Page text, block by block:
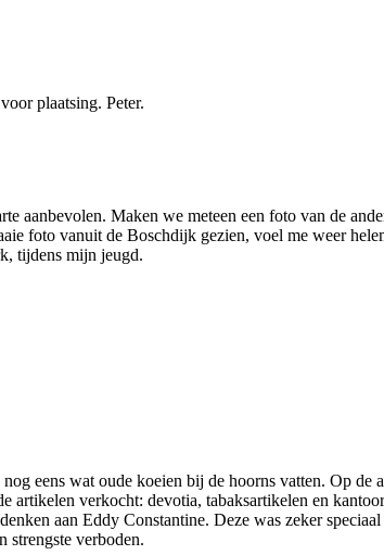
plaatsing. Peter.
Maken we meteen een foto van de
foto vanuit de Boschdijk gezien, voel me weer
tijdens mijn jeugd.
eens wat oude koeien bij de hoorns vatten. Op de
verkocht: devotia, tabaksartikelen en
aan Eddy Constantine. Deze was zeker
strengste verboden.